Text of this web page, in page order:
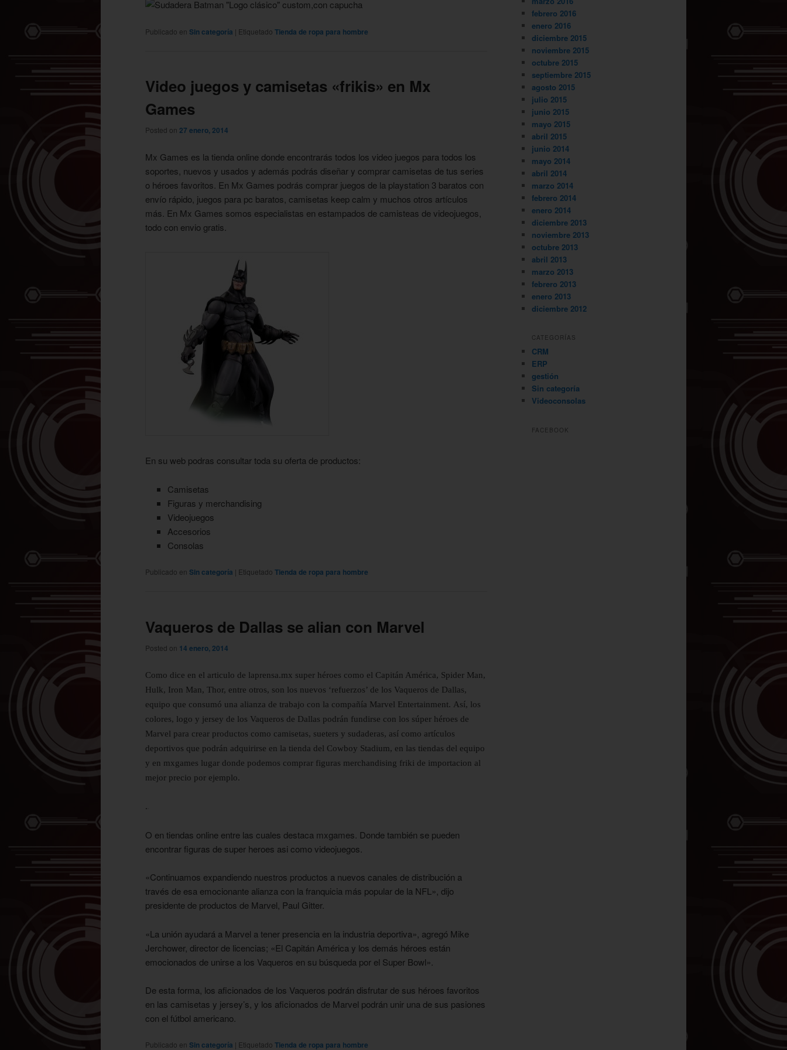
Publicado en Sin categoría | Etiquetado Tienda de ropa para hombre
Video juegos y camisetas «frikis» en Mx
Games
Posted on 27 enero, 2014
Mx Games es la tienda online donde encontrarás todos los video juegos para todos los
soportes, nuevos y usados y además podrás diseñar y comprar camisetas de tus series
o héroes favoritos. En Mx Games podrás comprar juegos de la playstation 3 baratos con
envío rápido, juegos para pc baratos, camisetas keep calm y muchos otros artículos
más. En Mx Games somos especialistas en estampados de camisteas de videojuegos,
todo con envio gratis.
En su web podras consultar toda su oferta de productos:
Camisetas
Figuras y merchandising
Videojuegos
Accesorios
Consolas
Publicado en Sin categoría | Etiquetado Tienda de ropa para hombre
Vaqueros de Dallas se alian con Marvel
Posted on 14 enero, 2014
Como dice en el articulo de laprensa.mx super héroes como el Capitán América, Spider Man,
Hulk, Iron Man, Thor, entre otros, son los nuevos ‘refuerzos’ de los Vaqueros de Dallas,
equipo que consumó una alianza de trabajo con la compañía Marvel Entertainment. Así, los
colores, logo y jersey de los Vaqueros de Dallas podrán fundirse con los súper héroes de
Marvel para crear productos como camisetas, sueters y sudaderas, así como artículos
deportivos que podrán adquirirse en la tienda del Cowboy Stadium, en las tiendas del equipo
y en mxgames lugar donde podemos comprar figuras merchandising friki de importacion al
mejor precio por ejemplo.
.
O en tiendas online entre las cuales destaca mxgames . Dondetambién se pueden
encontrar figuras de super heroes asi como videojuegos.
«Continuamos expandiendo nuestros productos a nuevos canales de distribución a
través de esa emocionante alianza con la franquicia más popular de la NFL», dijo
presidente de productos de Marvel, Paul Gitter.
«La unión ayudará a Marvel a tener presencia en la industria deportiva», agregó Mike
Jerchower, director de licencias; «El Capitán América y los demás héroes están
emocionados de unirse a los Vaqueros en su búsqueda por el Super Bowl».
De esta forma, los aficionados de los Vaqueros podrán disfrutar de sus héroes favoritos
en las camisetas y jersey’s, y los aficionados de Marvel podrán unir una de sus pasiones
con el fútbol americano.
Publicado en Sin categoría | Etiquetado Tienda de ropa para hombre
febrero 2016
enero 2016
diciembre 2015
noviembre 2015
octubre 2015
septiembre 2015
agosto 2015
julio 2015
junio 2015
mayo 2015
abril 2015
junio 2014
mayo 2014
abril 2014
marzo 2014
febrero 2014
enero 2014
diciembre 2013
noviembre 2013
octubre 2013
abril 2013
marzo 2013
febrero 2013
enero 2013
diciembre 2012
CATEGORÍAS
CRM
ERP
gestión
Sin categoría
Videoconsolas
FACEBOOK